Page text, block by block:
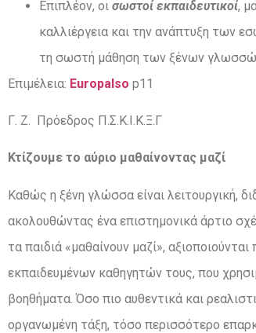
Επιπλέον, οι σωστοί εκπαιδευτικοί,
καλλιέργεια και την ανάπτυξη των
τη σωστή μάθηση των ξένων
Επιμέλεια: Europalso p11
Γ. Ζ. Πρόεδρος Π.Σ.Κ.Ι.Κ.Ξ.Γ
Κτίζουμε το αύριο μαθαίνοντας μαζί
Καθώς η ξένη γλώσσα είναι λειτουργική,
ακολουθώντας ένα επιστημονικά άρτιο
τα παιδιά «μαθαίνουν μαζί»,
εκπαιδευμένων καθηγητών τους, που
βοηθήματα. Όσο πιο αυθεντικά και
οργανωμένη τάξη, τόσο περισσότερο